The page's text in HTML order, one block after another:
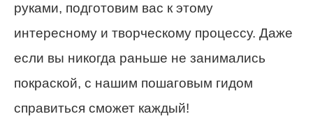
руками, подготовим вас к этому
интересному и творческому процессу. Даже
если вы никогда раньше не занимались
покраской, с нашим пошаговым гидом
справиться сможет каждый!